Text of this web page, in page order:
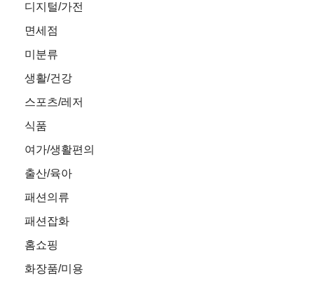
디지털/가전
면세점
미분류
생활/건강
스포츠/레저
식품
여가/생활편의
출산/육아
패션의류
패션잡화
홈쇼핑
화장품/미용